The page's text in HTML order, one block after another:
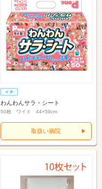
わんわんサラ・シート
50枚 ワイド 44×59cm
取扱い病院